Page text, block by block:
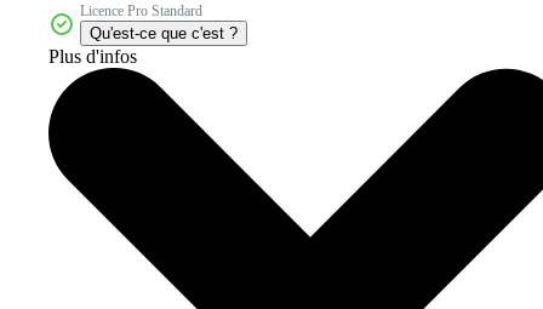
Licence Pro Standard
Qu'est-ce que c'est ?
Plus d'infos